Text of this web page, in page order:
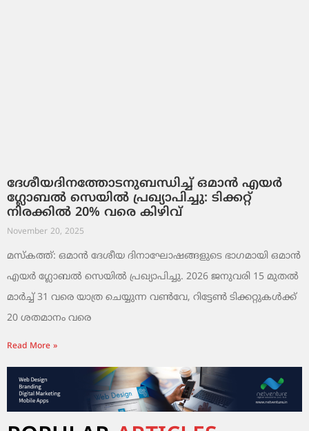
ദേശീയദിനത്തോടനുബന്ധിച്ച് ഒമാൻ എയർ
ഗ്ലോബൽ സെയിൽ പ്രഖ്യാപിച്ചു: ടിക്കറ്റ്
നിരക്കിൽ 20% വരെ കിഴിവ്
November 20, 2025
മസ്‌കത്ത്: ഒമാൻ ദേശീയ ദിനാഘോഷങ്ങളുടെ ഭാഗമായി ഒമാൻ
എയർ ഗ്ലോബൽ സെയിൽ പ്രഖ്യാപിച്ചു. 2026 ജനുവരി 15 മുതൽ
മാർച്ച് 31 വരെ യാത്ര ചെയ്യുന്ന വൺവേ, റിട്ടേൺ ടിക്കറ്റുകൾക്ക്
20 ശതമാനം വരെ
Read More »